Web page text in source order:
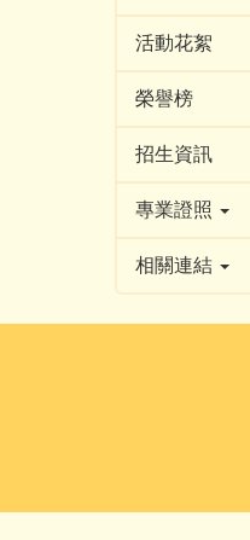
活動花絮
榮譽榜
招生資訊
專業證照
相關連結